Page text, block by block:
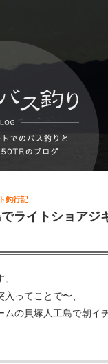
釣行記
ライトショアジ
ってことで〜、
ムの貝塚人工島で朝イ